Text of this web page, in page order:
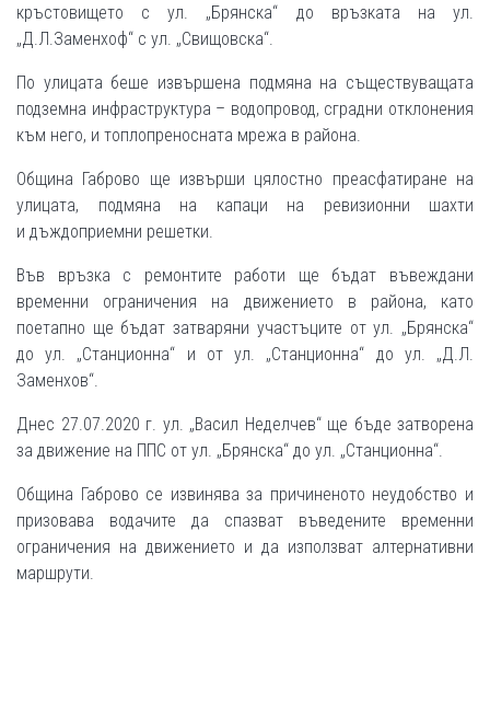
кръстовището с ул. „Брянска“ до връзката на ул.
„Д.Л.Заменхоф“ с ул. „Свищовска“.
По улицата беше извършена подмяна на съществуващата
подземна инфраструктура – водопровод, сградни отклонения
към него, и топлопреносната мрежа в района.
Община Габрово ще извърши цялостно преасфатиране на
улицата, подмяна на капаци на ревизионни шахти
и дъждоприемни решетки.
Във връзка с ремонтите работи ще бъдат въвеждани
временни ограничения на движението в района, като
поетапно ще бъдат затваряни участъците от ул. „Брянска“
до ул. „Станционна“ и от ул. „Станционна“ до ул. „Д.Л.
Заменхов“.
Днес 27.07.2020 г. ул. „Васил Неделчев“ ще бъде затворена
за движение на ППС от ул. „Брянска“ до ул. „Станционна“.
Община Габрово се извинява за причиненото неудобство и
призовава водачите да спазват въведените временни
ограничения на движението и да използват алтернативни
маршрути.